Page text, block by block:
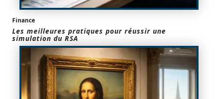
Finance
Les meilleures pratiques pour réussir une
simulation du RSA